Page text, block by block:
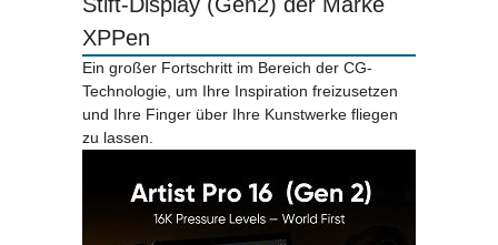
XPPen
Ein großer Fortschritt im Bereich der CG-
Technologie, um Ihre Inspiration freizusetzen
und Ihre Finger über Ihre Kunstwerke fliegen
zu lassen.